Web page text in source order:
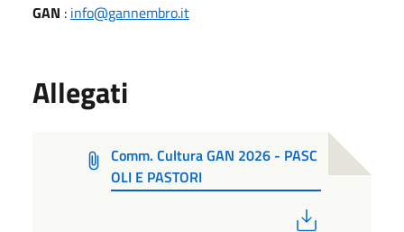
GAN : info@gannembro.it
Allegati
Comm. Cultura GAN 2026 - PASC
OLI E PASTORI